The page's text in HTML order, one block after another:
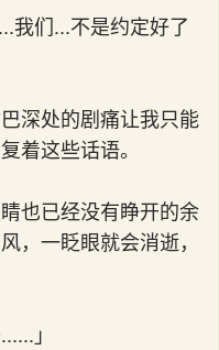
我们...不是约定好了
深处的剧痛让我只能
着这些话语。
也已经没有睁开的余
，一眨眼就会消逝，
」